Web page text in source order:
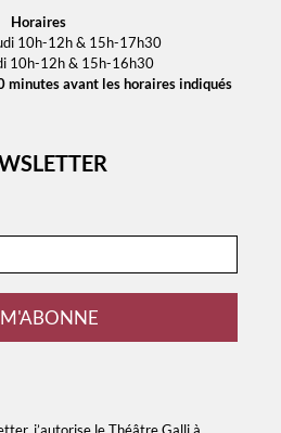
Horaires
10h-12h & 15h-17h30
10h-12h & 15h-16h30
minutes avant les horaires indiqués
j’autorise le Théâtre Galli à